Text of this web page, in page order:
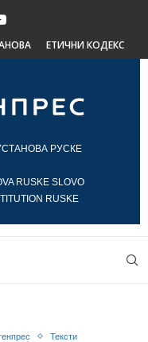
ЕТИЧНИ КОДЕКС
РУСКЕ
RUSKE SLOVO
RUSKE
Тексти